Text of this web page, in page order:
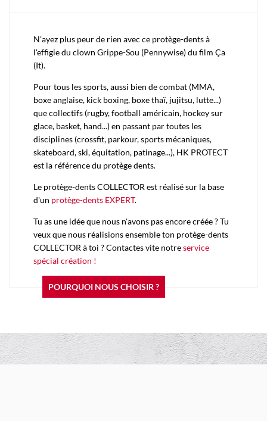
N'ayez plus peur de rien avec ce protège-dents à
l'effigie du clown Grippe-Sou (Pennywise) du film Ça
(It).
Pour tous les sports, aussi bien de combat (MMA,
boxe anglaise, kick boxing, boxe thaï, jujitsu, lutte...)
que collectifs (rugby, football américain, hockey sur
glace, basket, hand...) en passant par toutes les
disciplines (crossfit, parkour, sports mécaniques,
skateboard, ski, équitation, patinage...), HK PROTECT
est la référence du protège dents.
Le protège-dents COLLECTOR est réalisé sur la base
d'un protège-dents EXPERT.
Tu as une idée que nous n'avons pas encore créée ? Tu
veux que nous réalisions ensemble ton protège-dents
COLLECTOR à toi ? Contactes vite notreservice
spécial création !
POURQUOI NOUS CHOISIR ?